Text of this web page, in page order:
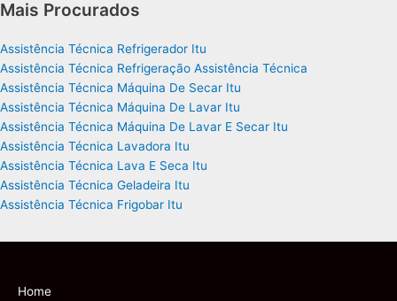
Mais Procurados
Assistência Técnica Refrigerador Itu
Assistência Técnica Refrigeração Assistência Técnica
Assistência Técnica Máquina De Secar Itu
Assistência Técnica Máquina De Lavar Itu
Assistência Técnica Máquina De Lavar E Secar Itu
Assistência Técnica Lavadora Itu
Assistência Técnica Lava E Seca Itu
Assistência Técnica Geladeira Itu
Assistência Técnica Frigobar Itu
Home